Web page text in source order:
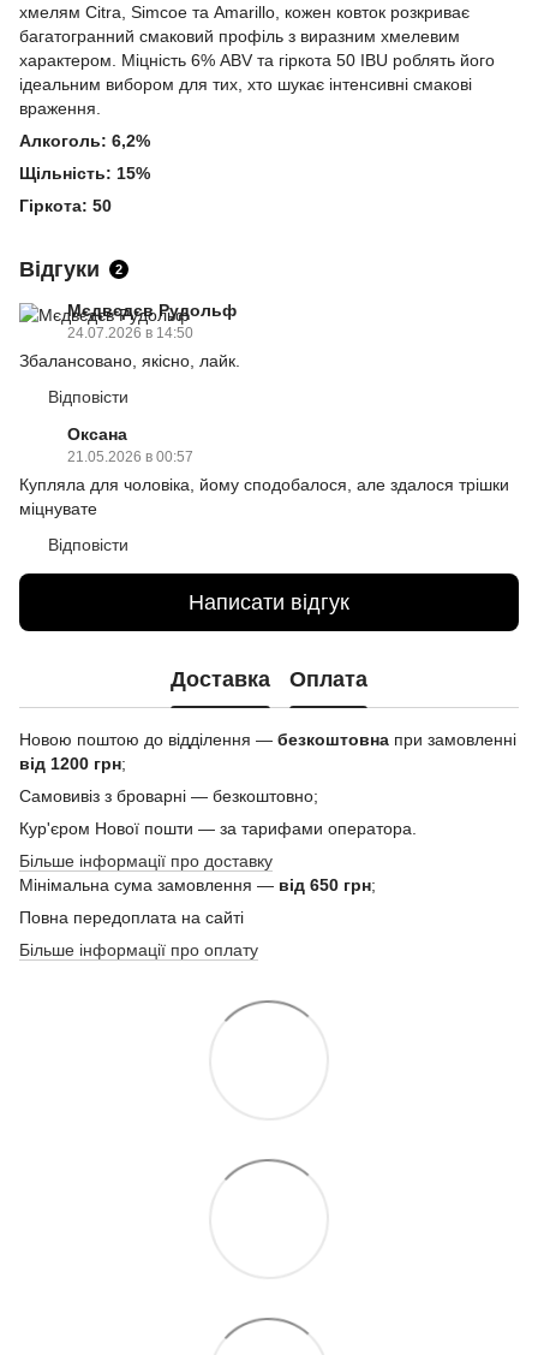
хмелям Citra, Simcoe та Amarillo, кожен ковток розкриває
багатогранний смаковий профіль з виразним хмелевим
характером. Міцність 6% ABV та гіркота 50 IBU роблять його
ідеальним вибором для тих, хто шукає інтенсивні смакові
враження.
Алкоголь: 6,2%
Щільність: 15%
Гіркота: 50
Відгуки 2
Мєдвєдєв Рудольф
24.07.2026 в 14:50
Збалансовано, якісно, лайк.
Відповісти
Оксана
21.05.2026 в 00:57
Купляла для чоловіка, йому сподобалося, але здалося трішки
міцнувате
Відповісти
Написати відгук
Доставка Оплата
Новою поштою до відділення — безкоштовна при замовленні
від 1200 грн;
Самовивіз з броварні — безкоштовно;
Кур'єром Нової пошти — за тарифами оператора.
Більше інформації про доставку
Мінімальна сума замовлення — від 650 грн;
Повна передоплата на сайті
Більше інформації про оплату